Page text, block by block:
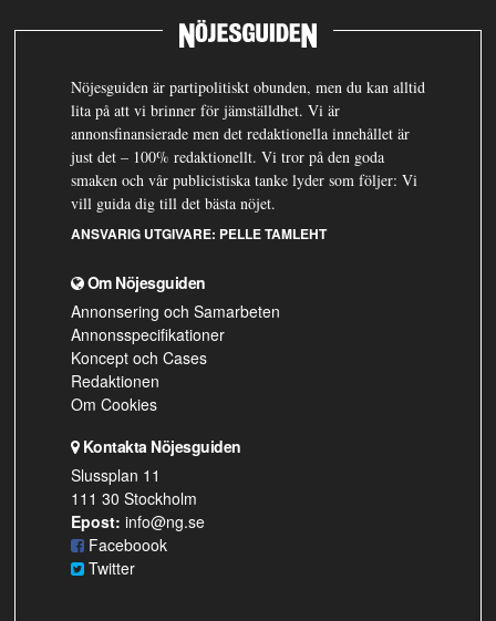
Nöjesguiden är partipolitiskt obunden, men du kan alltid
lita på att vi brinner för jämställdhet. Vi är
annonsfinansierade men det redaktionella innehållet är
just det – 100% redaktionellt. Vi tror på den goda
smaken och vår publicistiska tanke lyder som följer: Vi
vill guida dig till det bästa nöjet.
ANSVARIG UTGIVARE: PELLE TAMLEHT
Om Nöjesguiden
Annonsering och Samarbeten
Annonsspecifikationer
Koncept och Cases
Redaktionen
Om Cookies
Kontakta Nöjesguiden
Slussplan 11
111 30 Stockholm
Epost: info@ng.se
Faceboook
Twitter